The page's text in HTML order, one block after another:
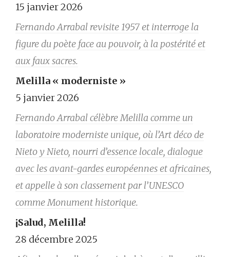
15 janvier 2026
Fernando Arrabal revisite 1957 et interroge la
figure du poète face au pouvoir, à la postérité et
aux faux sacres.
Melilla « moderniste »
5 janvier 2026
Fernando Arrabal célèbre Melilla comme un
laboratoire moderniste unique, où l’Art déco de
Nieto y Nieto, nourri d’essence locale, dialogue
avec les avant-gardes européennes et africaines,
et appelle à son classement par l’UNESCO
comme Monument historique.
¡Salud, Melilla!
28 décembre 2025